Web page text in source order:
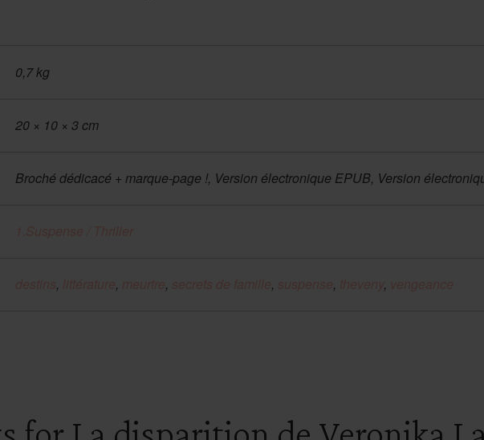
0,7 kg
20 × 10 × 3 cm
Broché dédicacé + marque-page !, Version électronique EPUB, Version
, , , , , ,